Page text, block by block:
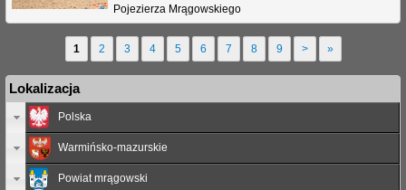
Pojezierza Mrągowskiego
o
n
1 2 3 4 5 6 7 8 9 > »
Lokalizacja
Polska
Warmińsko-mazurskie
Powiat mrągowski